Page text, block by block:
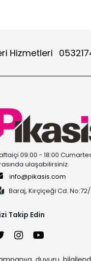
Hizmetleri
09:00 - 18:00
ulaşabilirsiniz.
info@pikasis.com
Baraj, Kırçiçeği Cd.
Takip Edin